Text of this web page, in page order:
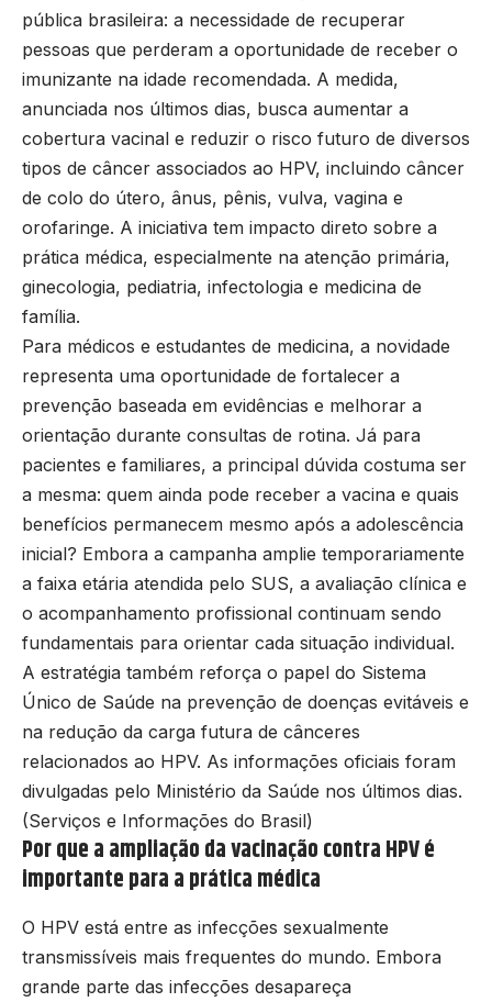
pública brasileira: a necessidade de recuperar
pessoas que perderam a oportunidade de receber o
imunizante na idade recomendada. A medida,
anunciada nos últimos dias, busca aumentar a
cobertura vacinal e reduzir o risco futuro de diversos
tipos de câncer associados ao HPV, incluindo câncer
de colo do útero, ânus, pênis, vulva, vagina e
orofaringe. A iniciativa tem impacto direto sobre a
prática médica, especialmente na atenção primária,
ginecologia, pediatria, infectologia e medicina de
família.
Para médicos e estudantes de medicina, a novidade
representa uma oportunidade de fortalecer a
prevenção baseada em evidências e melhorar a
orientação durante consultas de rotina. Já para
pacientes e familiares, a principal dúvida costuma ser
a mesma: quem ainda pode receber a vacina e quais
benefícios permanecem mesmo após a adolescência
inicial? Embora a campanha amplie temporariamente
a faixa etária atendida pelo SUS, a avaliação clínica e
o acompanhamento profissional continuam sendo
fundamentais para orientar cada situação individual.
A estratégia também reforça o papel do Sistema
Único de Saúde na prevenção de doenças evitáveis e
na redução da carga futura de cânceres
relacionados ao HPV. As informações oficiais foram
divulgadas pelo Ministério da Saúde nos últimos dias.
(Serviços e Informações do Brasil)
Por que a ampliação da vacinação contra HPV é
importante para a prática médica
O HPV está entre as infecções sexualmente
transmissíveis mais frequentes do mundo. Embora
grande parte das infecções desapareça